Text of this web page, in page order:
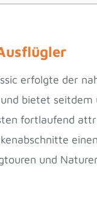
erfolgte der
bietet seitdem
fortlaufend
und